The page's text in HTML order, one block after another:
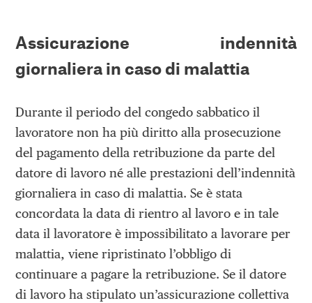
Assicurazione indennità
giornaliera in caso di malattia
Durante il periodo del congedo sabbatico il
lavoratore non ha più diritto alla prosecuzione
del pagamento della retribuzione da parte del
datore di lavoro né alle prestazioni dell’indennità
giornaliera in caso di malattia. Se è stata
concordata la data di rientro al lavoro e in tale
data il lavoratore è impossibilitato a lavorare per
malattia, viene ripristinato l’obbligo di
continuare a pagare la retribuzione. Se il datore
di lavoro ha stipulato un’assicurazione collettiva